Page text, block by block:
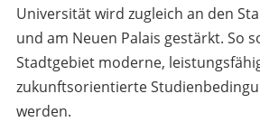
Universität wird zugleich an den
und am Neuen Palais gestärkt. So
Stadtgebiet moderne,
zukunftsorientierte
werden.